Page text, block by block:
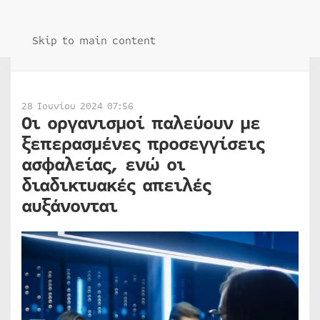
Skip to main content
28 Ιουνίου 2024 07:56
Οι οργανισμοί παλεύουν με
ξεπερασμένες προσεγγίσεις
ασφαλείας, ενώ οι
διαδικτυακές απειλές
αυξάνονται